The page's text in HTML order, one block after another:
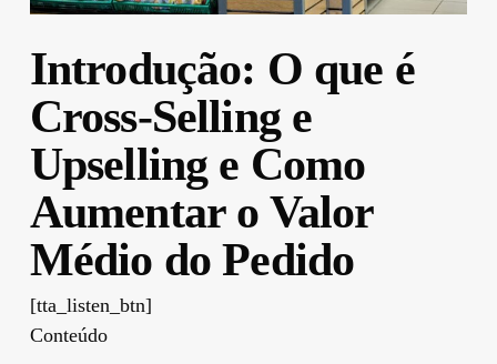
Introdução: O que é
Cross-Selling e
Upselling e Como
Aumentar o Valor
Médio do Pedido
[tta_listen_btn]
Conteúdo